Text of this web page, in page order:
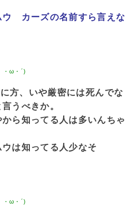
カーズの名前すら言えな
方、いや厳密には死んでな
うべきか。
ら知ってる人は多いんちゃ
は知ってる人少なそ